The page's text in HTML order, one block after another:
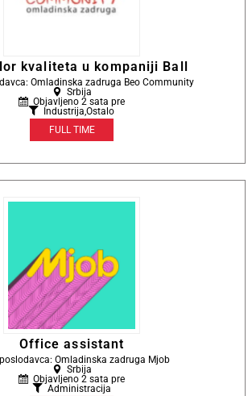
kvaliteta u kompaniji Ball
Omladinska zadruga Beo Community
Srbija
Objavljeno 2 sata pre
Industrija,Ostalo
FULL TIME
Office assistant
Omladinska zadruga Mjob
Srbija
Objavljeno 2 sata pre
Administracija